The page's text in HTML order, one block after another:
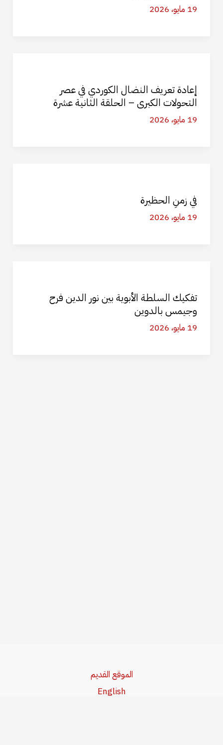
19 مايو، 2026
إعادة تعريف النضال الكوردي في عصر
التحولات الكبرى – الحلقة الثانية عشرة
19 مايو، 2026
في زمنِ الحظيرة
19 مايو، 2026
تفكيك السلطة الأبوية بين نور الدين فرح
وجيمس بالدوين
19 مايو، 2026
الموقع القديم
English